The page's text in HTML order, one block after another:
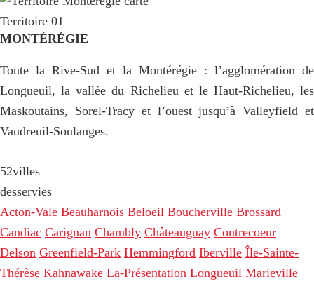
Territoire 01
MONTÉRÉGIE
Toute la Rive-Sud et la Montérégie : l’agglomération de
Longueuil, la vallée du Richelieu et le Haut-Richelieu, les
Maskoutains, Sorel-Tracy et l’ouest jusqu’à Valleyfield et
Vaudreuil-Soulanges.
52villes
desservies
Acton-Vale Beauharnois Beloeil Boucherville Brossard
Candiac Carignan Chambly Châteauguay Contrecoeur
Delson Greenfield-Park Hemmingford Iberville Île-Sainte-
Thérèse Kahnawake La-Présentation Longueuil Marieville